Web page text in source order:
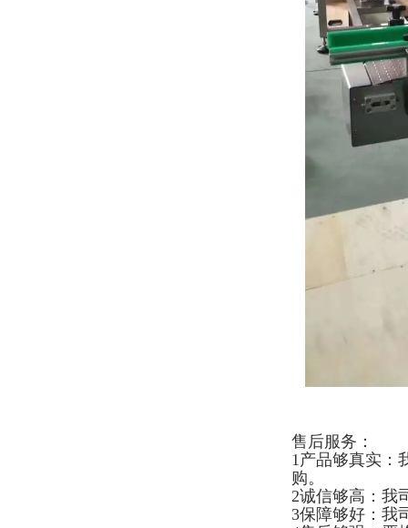
售后服务：
1产品够真实：
购。
2诚信够高：我
3保障够好：我